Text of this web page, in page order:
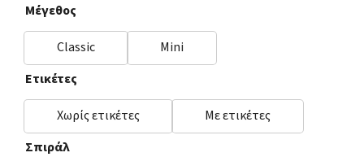
Μέγεθος
Classic
Mini
Ετικέτες
Χωρίς ετικέτες
Με ετικέτες
Σπιράλ